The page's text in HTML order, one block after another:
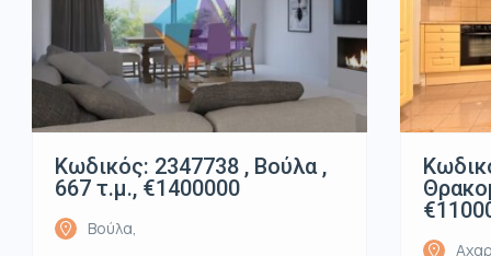
Κωδικός: 2347738 , Βούλα ,
667 τ.μ., €1400000
Βούλα,